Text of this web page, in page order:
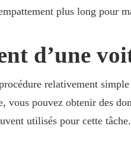
plus long pour
d’une
relativement
vous pouvez obtenir des
utilisés pour cette tâche.